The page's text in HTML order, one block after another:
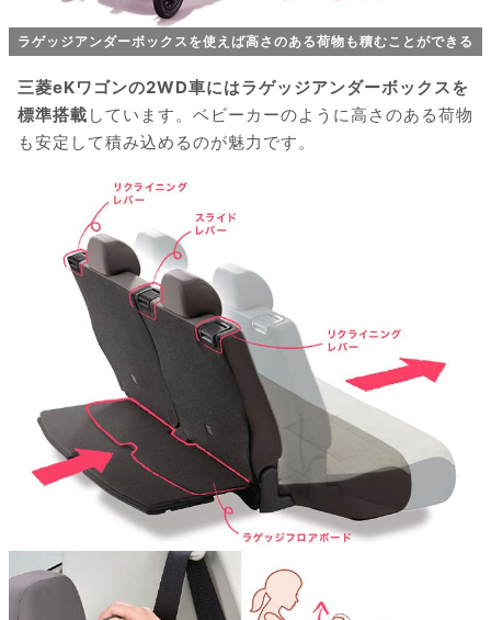
ラゲッジアンダーボックスを使えば高さのある荷物も積むことができる
三菱eKワゴンの2WD車にはラゲッジアンダーボックスを
標準搭載 しています。ベビーカーのように高さのある荷物
も安定して積み込めるのが魅力です。